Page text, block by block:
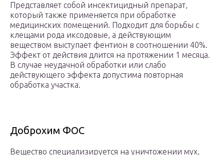
Представляет собой инсектицидный препарат,
который также применяется при обработке
медицинских помещений. Подходит для борьбы с
клещами рода иксодовые, а действующим
веществом выступает фентион в соотношении 40%.
Эффект от действия длится на протяжении 1 месяца.
В случае неудачной обработки или слабо
действующего эффекта допустима повторная
обработка участка.
Доброхим ФОС
Вещество специализируется на уничтожении мух,